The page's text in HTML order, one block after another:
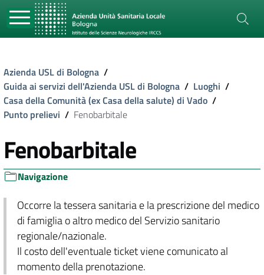
Azienda USL di Bologna /
Guida ai servizi dell'Azienda USL di Bologna / Luoghi /
Casa della Comunità (ex Casa della salute) di Vado /
Punto prelievi / Fenobarbitale
Fenobarbitale
Navigazione
Occorre la tessera sanitaria e la prescrizione del medico
di famiglia o altro medico del Servizio sanitario
regionale/nazionale.
Il costo dell'eventuale ticket viene comunicato al
momento della prenotazione.